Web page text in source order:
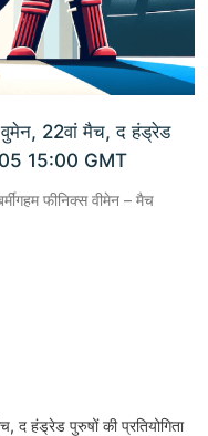
वुमेन, 22वां मैच, द हंड्रेड
15:00 GMT
फीनिक्स वीमेन – मैच
द हंड्रेड पुरुषों की प्रतियोगिता